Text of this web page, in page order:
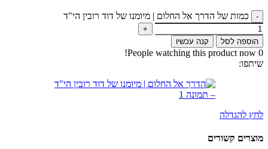
כמות של הדרך אל החלום | מיומנו של דוד רובין הי"ד
הוספה לסל קנה עכשיו
0
People watching this product now!
שיתפו:
לחץ להגדלה
מוצרים קשורים